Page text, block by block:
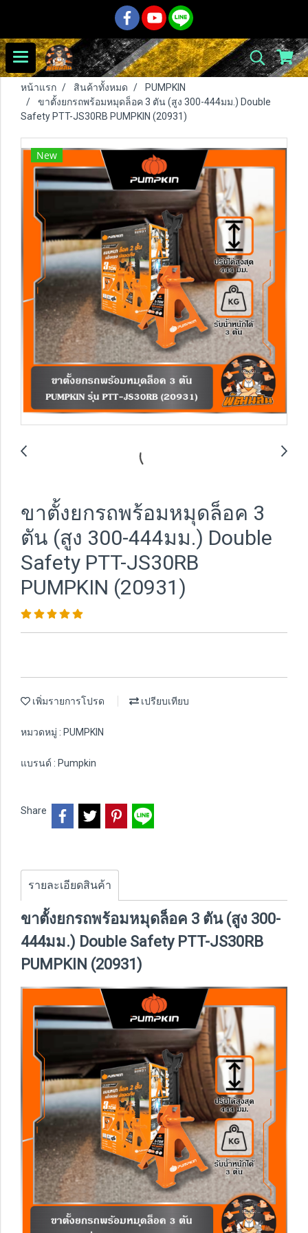
หน้าแรก สินค้าทั้งหมด
PUMPKIN
ขาตั้งยกรถพร้อมหมุดล็อค 3 ตัน (สูง 300-444มม.) Double
Safety PTT-JS30RB PUMPKIN (20931)
New
ขาตั้งยกรถพร้อมหมุดล็อค 3
ตัน (สูง 300-444มม.) Double
Safety PTT-JS30RB
PUMPKIN (20931)
เพิ่มรายการโปรด เปรียบเทียบ
หมวดหมู่ : PUMPKIN
แบรนด์ : Pumpkin
Share
รายละเอียดสินค้า
ขาตั้งยกรถพร้อมหมุดล็อค 3 ตัน (สูง 300-
444มม.) Double Safety PTT-JS30RB
PUMPKIN (20931)